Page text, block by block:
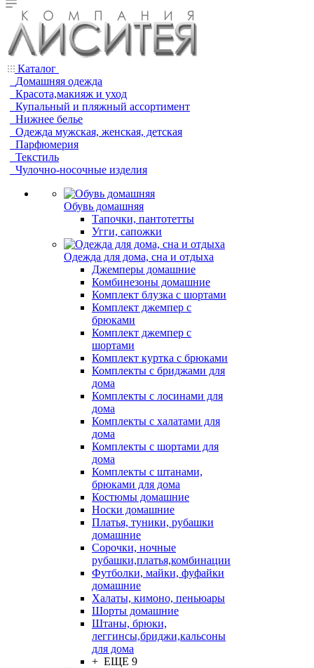
Каталог
Домашняя одежда
Красота,макияж и уход
Купальный и пляжный ассортимент
Нижнее белье
Одежда мужская, женская, детская
Парфюмерия
Текстиль
Чулочно-носочные изделия
Обувь домашняя
Тапочки, пантотетты
Угги, сапожки
Одежда для дома, сна и отдыха
Джемперы домашние
Комбинезоны домашние
Комплект блузка с шортами
Комплект джемпер с
брюками
Комплект джемпер с
шортами
Комплект куртка с брюками
Комплекты с бриджами для
дома
Комплекты с лосинами для
дома
Комплекты с халатами для
дома
Комплекты с шортами для
дома
Комплекты с штанами,
брюками для дома
Костюмы домашние
Носки домашние
Платья, туники, рубашки
домашние
Сорочки, ночные
рубашки,платья,комбинации
Футболки, майки, фуфайки
домашние
Халаты, кимоно, пеньюары
Шорты домашние
Штаны, брюки,
леггинсы,бриджи,кальсоны
для дома
+ ЕЩЕ 9